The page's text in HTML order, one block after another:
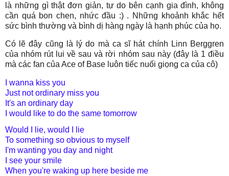
là những gì thật đơn giản, tự do bên cạnh gia đình, không
cần quá bon chen, nhức đầu :) . Những khoảnh khắc hết
sức bình thường và bình dị hàng ngày là hạnh phúc của họ.
Có lẽ đây cũng là lý do mà ca sĩ hát chính Linn Berggren
của nhóm rút lui về sau và rời nhóm sau này (đây là 1 điều
mà các fan của Ace of Base luôn tiếc nuối giọng ca của cô)
I wanna kiss you
Just not ordinary miss you
It's an ordinary day
I would like to do the same tomorrow
Would I lie, would I lie
To something so obvious to myself
I'm wanting you day and night
I see your smile
When you're waking up here beside me